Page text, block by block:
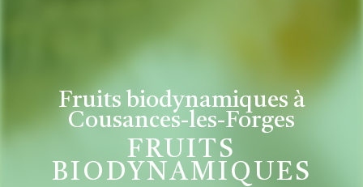
Fruits biodynamiques à
Cousances-les-Forges
FRUITS
BIODYNAMIQUES